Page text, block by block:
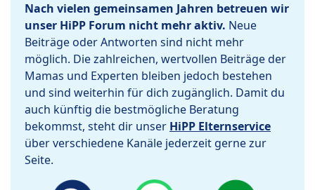
Nach vielen gemeinsamen Jahren betreuen wir
unser HiPP Forum nicht mehr aktiv. Neue
Beiträge oder Antworten sind nicht mehr
möglich. Die zahlreichen, wertvollen Beiträge der
Mamas und Experten bleiben jedoch bestehen
und sind weiterhin für dich zugänglich. Damit du
auch künftig die bestmögliche Beratung
bekommst, steht dir unser HiPP Elternservice
über verschiedene Kanäle jederzeit gerne zur
Seite.